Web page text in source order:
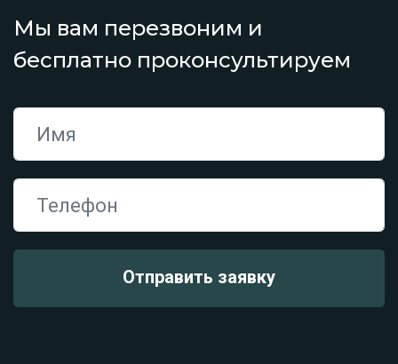
Мы вам перезвоним и
бесплатно проконсультируем